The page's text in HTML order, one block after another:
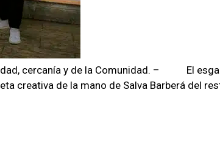
cercanía y de la Comunidad. – El
de la mano de Salva Barberá del